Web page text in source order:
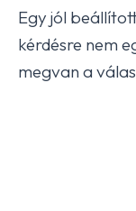
Egy jól
kérdésre nem
megvan a